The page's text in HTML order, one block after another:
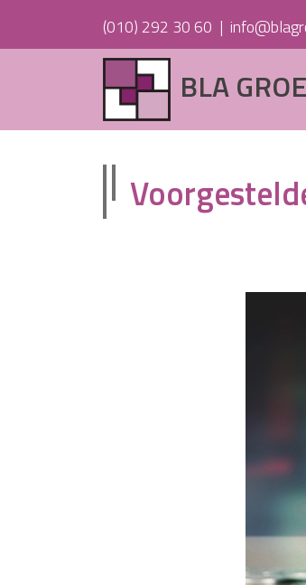
(010) 292 30 60 |
BLA